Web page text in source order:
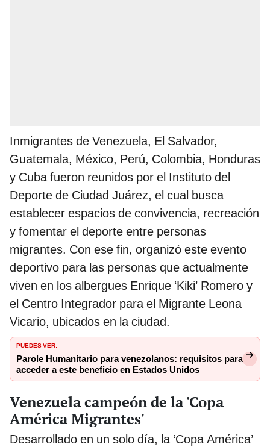
Inmigrantes de Venezuela, El Salvador,
Guatemala, México, Perú, Colombia, Honduras
y Cuba fueron reunidos por el Instituto del
Deporte de Ciudad Juárez, el cual busca
establecer espacios de convivencia, recreación
y fomentar el deporte entre personas
migrantes. Con ese fin, organizó este evento
deportivo para las personas que actualmente
viven en los albergues Enrique ‘Kiki’ Romero y
el Centro Integrador para el Migrante Leona
Vicario, ubicados en la ciudad.
PUEDES VER:
Parole Humanitario para venezolanos: requisitos para
acceder a este beneficio en Estados Unidos
Venezuela campeón de la 'Copa
América Migrantes'
Desarrollado en un solo día, la ‘Copa América’